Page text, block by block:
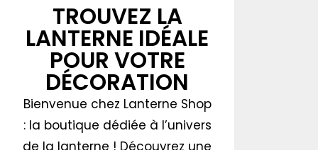
TROUVEZ LA
LANTERNE IDÉALE
POUR VOTRE
DÉCORATION
Bienvenue chez Lanterne Shop
: la boutique dédiée à l’univers
de la lanterne ! Découvrez une